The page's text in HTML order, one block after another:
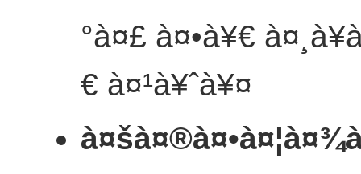
°à¤£ à¤•à¥€
€ à¤¹à¥ˆà¥¤